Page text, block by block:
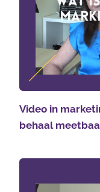
Video in
behaal